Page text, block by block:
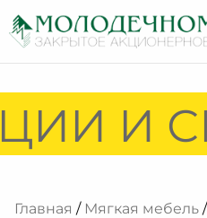
И
Главная / Мягкая мебель